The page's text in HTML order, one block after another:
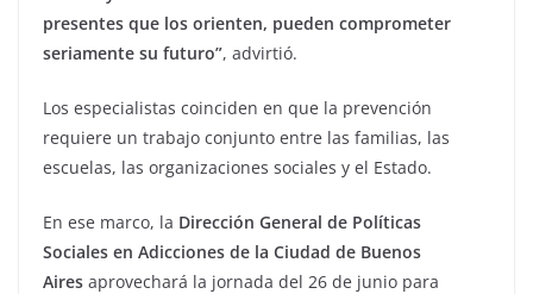
presentes que los orienten, pueden comprometer
seriamente su futuro”, advirtió.
Los especialistas coinciden en que la prevención
requiere un trabajo conjunto entre las familias, las
escuelas, las organizaciones sociales y el Estado.
En ese marco, la Dirección General de Políticas
Sociales en Adicciones de la Ciudad de Buenos
Aires aprovechará la jornada del 26 de junio para